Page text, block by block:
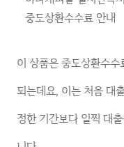
중도상환수수료 안내
이 상품은 중도상환수
되는데요, 이는 처음 대
정한 기간보다 일찍 대